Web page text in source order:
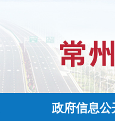
政府信息公